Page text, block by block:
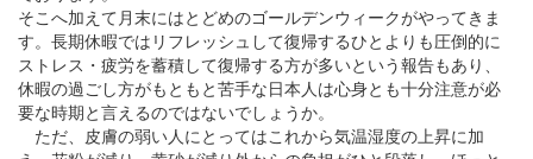
そこへ加えて月末にはとどめのゴールデンウィークがやってきま
す。長期休暇ではリフレッシュして復帰するひとよりも圧倒的に
ストレス・疲労を蓄積して復帰する方が多いという報告もあり、
休暇の過ごし方がもともと苦手な日本人は心身とも十分注意が必
要な時期と言えるのではないでしょうか。
ただ、皮膚の弱い人にとってはこれから気温湿度の上昇に加